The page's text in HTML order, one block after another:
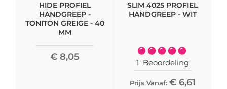
HIDE PROFIEL
HANDGREEP -
TONITON GREIGE - 40
MM
€ 8,05
SLIM 4025 PROFIEL
HANDGREEP - WIT
Waardering:
100%
1 Beoordeling
Prijs Vanaf: € 6,61